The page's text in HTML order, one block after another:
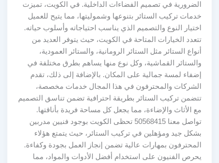
الضرورية في تصميم الفضاءات الداخلية. في الكويت، تميزت
خدمات تركيب الستائر بتنوعها وشموليتها، مما يتيح للعميل
اختيار النوع والتصميم الذي يناسب احتياجاته وأسلوب حياته.
تتعدد الخيارات المتاحة في الكويت، حيث يتوفر العديد من
أنواع الستائر مثل الستائر الرومانية، والستائر العمودية،
والستائر القماشية، وكل نوع منها يساهم بطرق مختلفة في
إضفاء لمسة جمالية على المكان. بالإضافة إلى ذلك، تقدم
الشركات والمحترفون في هذا المجال خدمات مخصصة،
تتضمن تركيب الستائر بطريقة احترافية تضمن تناسق التصميم
مع الأثاث والإضاءة، مما يجعل كل مساحة فريدة بأناقتها.
تواصل معنا 50568415 تحظى الكويت بوجود فنيين مدربين
بشكل جيد ومؤهلين في تركيب الستائر، حيث يتمتع هؤلاء
المحترفون بمهارات عالية تضمن إنجاز العمل بجودة وكفاءة.
يحرص الفنيون على استخدام أفضل الأدوات والمواد، مما